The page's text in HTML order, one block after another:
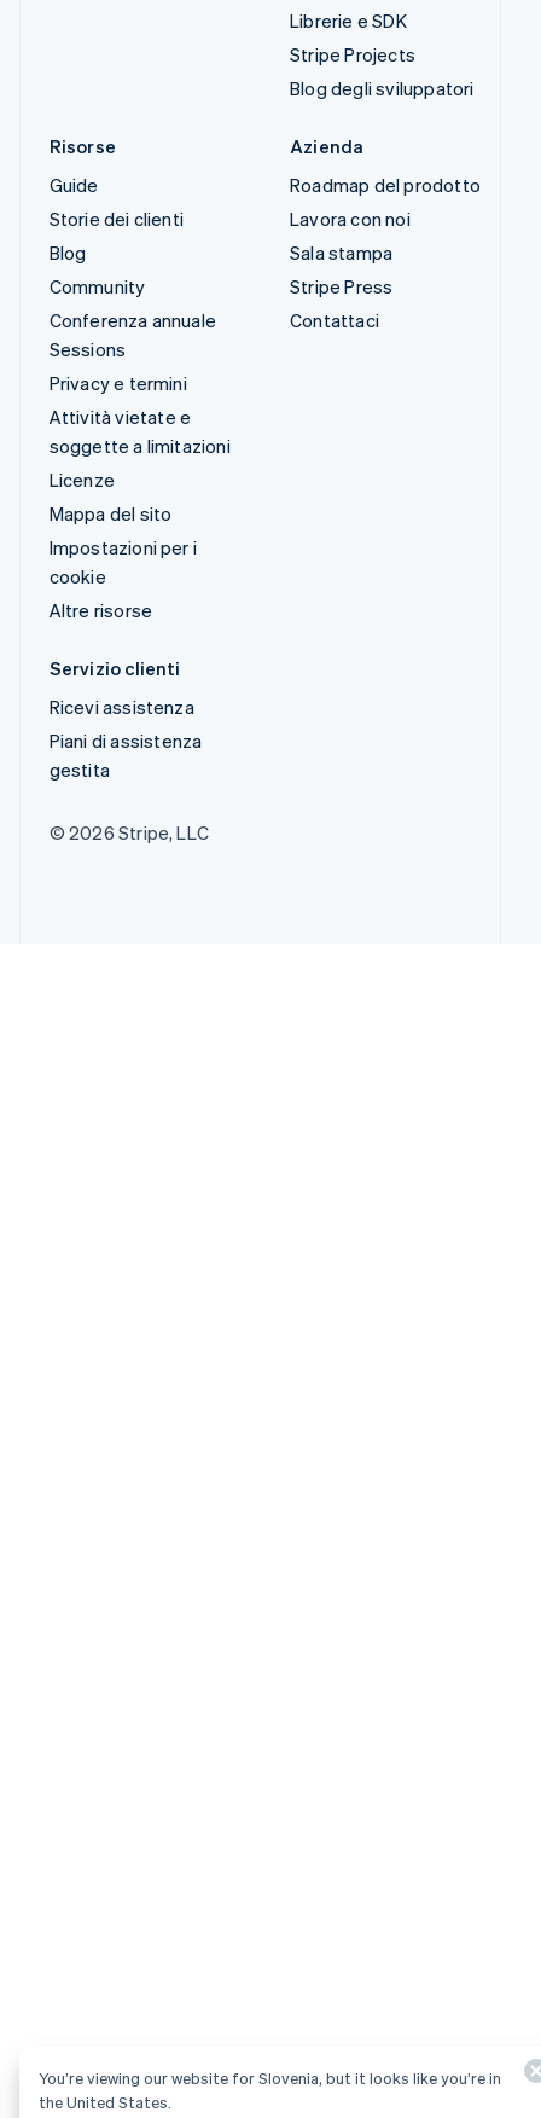
Librerie e SDK
Stripe Projects
Blog degli sviluppatori
Risorse
Guide
Storie dei clienti
Blog
Community
Conferenza annuale
Sessions
Privacy e termini
Attività vietate e
soggette a limitazioni
Licenze
Mappa del sito
Impostazioni per i
cookie
Altre risorse
Azienda
Roadmap del prodotto
Lavora con noi
Sala stampa
Stripe Press
Contattaci
Servizio clienti
Ricevi assistenza
Piani di assistenza
gestita
© 2026 Stripe, LLC
You’re viewing our website for Slovenia, but it looks like you’re in
the United States.